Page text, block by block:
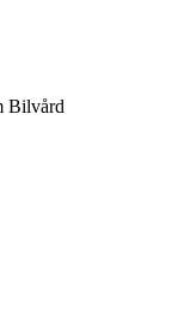
Bilvård